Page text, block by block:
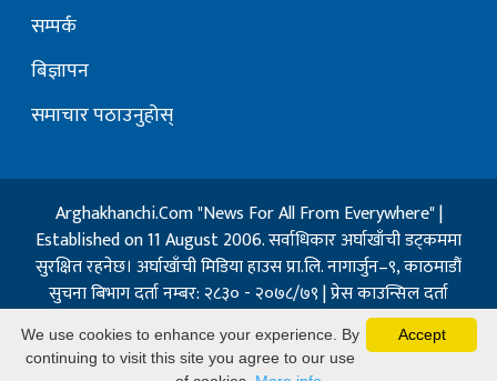
सम्पर्क
बिज्ञापन
समाचार पठाउनुहोस्
Arghakhanchi.Com "News For All From Everywhere" |
Established on 11 August 2006. सर्वाधिकार अर्घाखाँची डट्कममा
सुरक्षित रहनेछ। अर्घाखाँची मिडिया हाउस प्रा.लि. नागार्जुन–९, काठमाडौं
सुचना बिभाग दर्ता नम्बर: २८३० - २०७८/७९ | प्रेस काउन्सिल दर्ता
नम्बर: १३२ / २०७३-०४-२१ | जिप्रका सि- नम्बर: ७, दर्ता नम्बर
७-०६७-६८
Powered By:Best Nepal
Accept
We use cookies to enhance your experience. By
continuing to visit this site you agree to our use